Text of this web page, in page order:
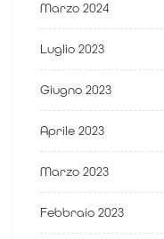
Marzo 2024
Luglio 2023
Giugno 2023
Aprile 2023
Marzo 2023
Febbraio 2023